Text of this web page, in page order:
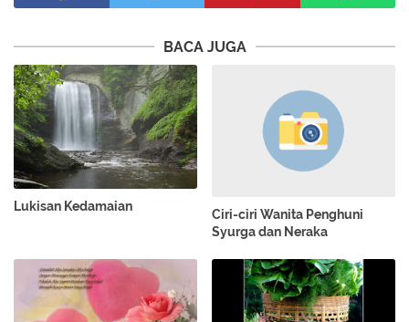
BACA JUGA
Lukisan Kedamaian
Ciri-ciri Wanita Penghuni
Syurga dan Neraka